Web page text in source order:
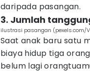
daripada pasangan.
3. Jumlah
ilustrasi pasangan (pexels.com/
Saat anak baru satu
biaya hidup tiga
belum lagi